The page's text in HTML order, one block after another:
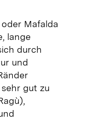
Mafalda
lange
durch
und
gut zu